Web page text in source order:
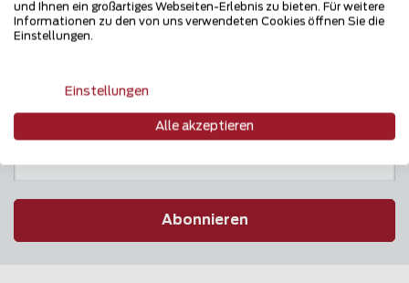
Newsletter
Abonnieren
und Ihnen ein großartiges Webseiten-Erlebnis zu bieten. Für weitere
Informationen zu den von uns verwendeten Cookies öffnen Sie die
Einstellungen.
Einstellungen
Alle akzeptieren